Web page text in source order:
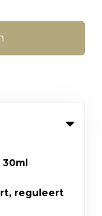
30ml
reguleert